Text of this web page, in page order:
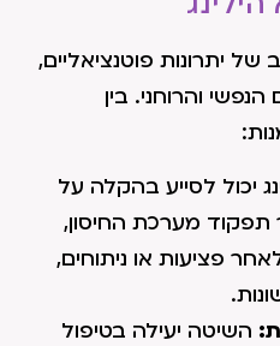
של יתרונות פוטנציאליים,
והרוחני. בין
יכול לסייע בהקלה על
תפקוד מערכת החיסון,
פציעות או ניתוחים,
השיטה יעילה בטיפול